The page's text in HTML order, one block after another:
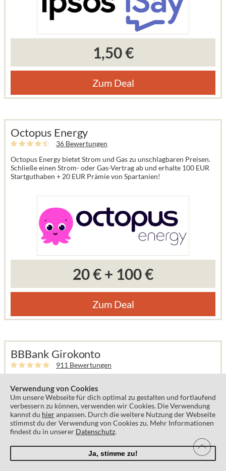
1,50 €
Zum Deal
Octopus Energy
36 Bewertungen
Octopus Energy bietet Strom und Gas zu unschlagbaren Preisen.
Schließe einen Strom- oder Gas-Vertrag ab und erhalte 100 EUR
Startguthaben + 20 EUR Prämie von Spartanien!
20 €+ 100 €
Zum Deal
BBBank Girokonto
911 Bewertungen
Kontoeröffnung bei der BBBank – ganz ohne Bedingungen!
Verwendung von Cookies
Um unsere Webseite für dich optimal zu gestalten und fortlaufend
verbessern zu können, verwenden wir Cookies. Die Verwendung
kannst du hieranpassen. Durch die weitere Nutzung der Webseite
stimmst du der Verwendung von Cookies zu. Mehr Informationen
findest du in unserer Datenschutz.
Ja, stimme zu!